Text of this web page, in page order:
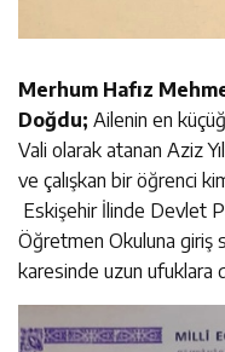
Merhum Hafız
Doğdu; Ailenin en
Vali olarak atanan Aziz
ve çalışkan bir öğrenci
Eskişehir İlinde Devlet
Öğretmen Okuluna giriş
karesinde uzun ufuklara